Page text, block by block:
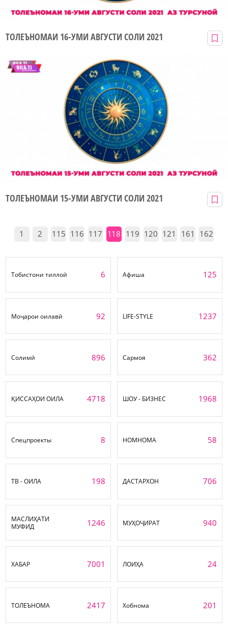
ТОЛЕЪНОМАИ 16-УМИ АВГУСТИ СОЛИ 2021
ТОЛЕЪНОМАИ 15-УМИ АВГУСТИ СОЛИ 2021
1 2 115 116 117 118 119 120 121 161 162
Тобистони тиллоӣ 6 Афиша 125
Моҷарои оилавӣ 92 LIFE-STYLE 1237
Солимӣ 896 Сармоя 362
ҚИССАҲОИ ОИЛА 4718 ШОУ - БИЗНЕС 1968
Спецпроекты 8 НОМНОМА 58
ТВ - ОИЛА 198 ДАСТАРХОН 706
МАСЛИҲАТИ
МУФИД
1246 МУҲОҶИРАТ 940
ХАБАР 7001 ЛОИҲА 24
ТОЛЕЪНОМА 2417 Хобнома 201